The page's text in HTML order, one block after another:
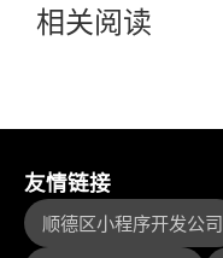
相关阅读
友情链接
顺德区小程序开发公司